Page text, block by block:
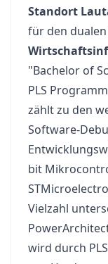
Standort
für den
"Bachelor of
PLS
zählt zu den
Software-
bit
Vielzahl
wird durch